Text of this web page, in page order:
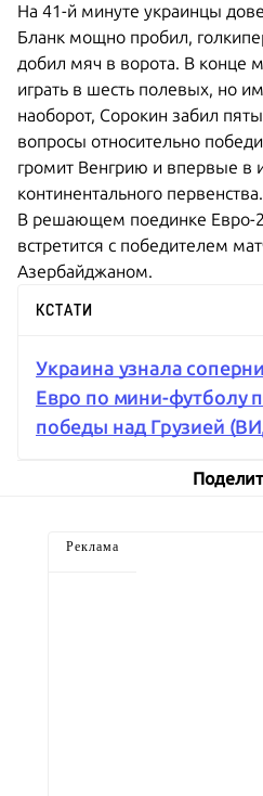
На 41-й минуте украинцы
Бланк мощно пробил,
добил мяч в ворота. В конце
играть в шесть полевых, но
наоборот, Сорокин забил
вопросы относительно
громит Венгрию и впервые в
континентального первенства.
В решающем поединке Евро-
встретится с победителем
Азербайджаном.
КСТАТИ
Украина узнала
Евро по мини-футболу
победы над Грузией
Реклама